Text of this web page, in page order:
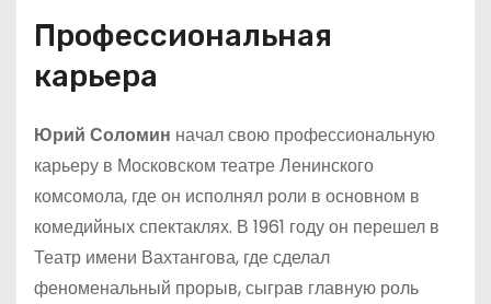
Профессиональная
карьера
Юрий Соломин начал свою профессиональную
карьеру в Московском театре Ленинского
комсомола, где он исполнял роли в основном в
комедийных спектаклях. В 1961 году он перешел в
Театр имени Вахтангова, где сделал
феноменальный прорыв, сыграв главную роль